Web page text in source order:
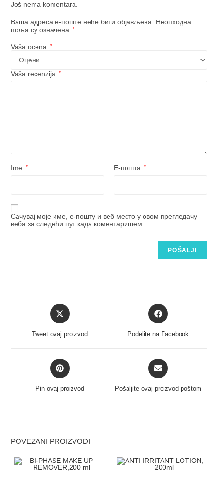
Još nema komentara.
Ваша адреса е-поште неће бити објављена. Неопходна
поља су означена
*
Vaša ocena *
Vaša recenzija *
Ime * Е-пошта *
Сачувај моје име, е-пошту и веб место у овом прегледачу
веба за следећи пут када коментаришем.
Tweet ovaj proizvod Podelite na Facebook
Pin ovaj proizvod Pošaljite ovaj proizvod poštom
POVEZANI PROIZVODI